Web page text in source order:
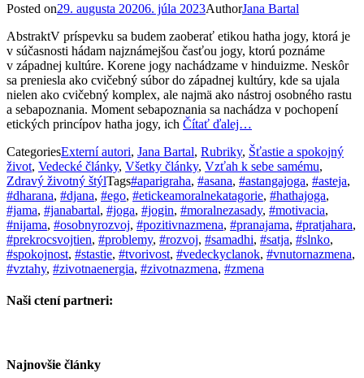
Posted on29. augusta 20206. júla 2023AuthorJana Bartal
AbstraktV príspevku sa budem zaoberať etikou hatha jogy, ktorá je
v súčasnosti hádam najznámejšou časťou jogy, ktorú poznáme
v západnej kultúre. Korene jogy nachádzame v hinduizme. Neskôr
sa preniesla ako cvičebný súbor do západnej kultúry, kde sa ujala
nielen ako cvičebný komplex, ale najmä ako nástroj osobného rastu
a sebapoznania. Moment sebapoznania sa nachádza v pochopení
etických princípov hatha jogy, ich Čítať ďalej…
CategoriesExterní autori, Jana Bartal, Rubriky, Šťastie a spokojný
život, Vedecké články, Všetky články, Vzťah k sebe samému,
Zdravý životný štýlTags#aparigraha, #asana, #astangajoga, #asteja,
#dharana, #djana, #ego, #etickeamoralnekatagorie, #hathajoga,
#jama, #janabartal, #joga, #jogin, #moralnezasady, #motivacia,
#nijama, #osobnyrozvoj, #pozitivnazmena, #pranajama, #pratjahara,
#prekrocsvojtien, #problemy, #rozvoj, #samadhi, #satja, #slnko,
#spokojnost, #stastie, #tvorivost, #vedeckyclanok, #vnutornazmena,
#vztahy, #zivotnaenergia, #zivotnazmena, #zmena
Naši ctení partneri:
Najnovšie články